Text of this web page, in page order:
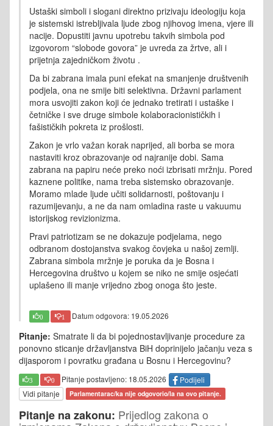
Ustaški simboli i slogani direktno prizivaju ideologiju koja
je sistemski istrebljivala ljude zbog njihovog imena, vjere ili
nacije. Dopustiti javnu upotrebu takvih simbola pod
izgovorom “slobode govora” je uvreda za žrtve, ali i
prijetnja zajedničkom životu .
Da bi zabrana imala puni efekat na smanjenje društvenih
podjela, ona ne smije biti selektivna. Državni parlament
mora usvojiti zakon koji će jednako tretirati i ustaške i
četničke i sve druge simbole kolaboracionističkih i
fašističkih pokreta iz prošlosti.
Zakon je vrlo važan korak naprijed, ali borba se mora
nastaviti kroz obrazovanje od najranije dobi. Sama
zabrana na papiru neće preko noći izbrisati mržnju. Pored
kaznene politike, nama treba sistemsko obrazovanje.
Moramo mlade ljude učiti solidarnosti, poštovanju i
razumijevanju, a ne da nam omladina raste u vakuumu
istorijskog revizionizma.
Pravi patriotizam se ne dokazuje podjelama, nego
odbranom dostojanstva svakog čovjeka u našoj zemlji.
Zabrana simbola mržnje je poruka da je Bosna i
Hercegovina društvo u kojem se niko ne smije osjećati
uplašeno ili manje vrijedno zbog onoga što jeste.
0 1 Datum odgovora: 19.05.2026
Pitanje: Smatrate li da bi pojednostavljivanje procedure za
ponovno sticanje državljanstva BiH doprinijelo jačanju veza s
dijasporom i povratku građana u Bosnu i Hercegovinu?
3 0 Pitanje postavljeno: 18.05.2026
Podijeli
Vidi pitanje
Parlamentarac/ka nije odgovorio/la na ovo pitanje.
Pitanje na zakonu: Prijedlog zakona o